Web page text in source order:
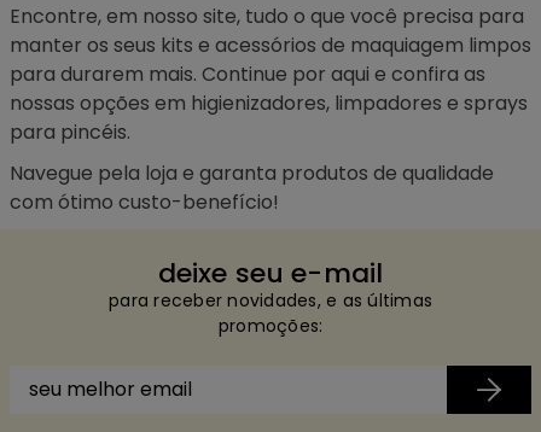
Encontre, em nosso site, tudo o que você precisa para
manter os seus kits e acessórios de maquiagem limpos
para durarem mais. Continue por aqui e confira as
nossas opções em higienizadores, limpadores e sprays
para pincéis.
Navegue pela loja e garanta produtos de qualidade
com ótimo custo-benefício!
deixe seu e-mail
para receber novidades, e as últimas
promoções: